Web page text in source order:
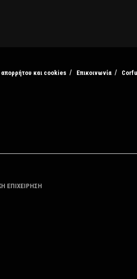
απορρήτου και cookies Επικοινωνία
ΕΠΙΧΕΙΡΗΣΗ